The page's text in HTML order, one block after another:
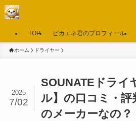
TOP ピカエネ君のプロフィール
ホーム ドライヤー
SOUNATEドライ
ル】の口コミ・評
のメーカーなの？
2025
7/02